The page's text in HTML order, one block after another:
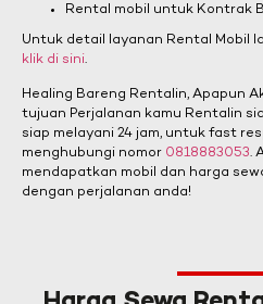
Rental mobil untuk Kontrak
Untuk detail layanan Rental Mobil
klik di sini.
Healing Bareng Rentalin, Apapun
tujuan Perjalanan kamu Rentalin
siap melayani 24 jam, untuk fast
menghubungi nomor 0818883053.
mendapatkan mobil dan harga
dengan perjalanan anda!